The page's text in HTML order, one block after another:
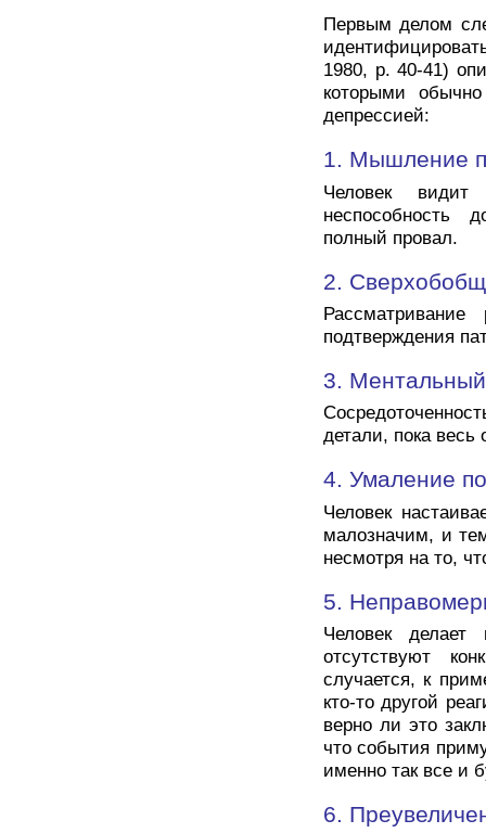
Первым делом
1980, р. 40-41)
которыми
депрессией:
1. Мышление
Человек
неспособность
полный провал.
2.
Рассматривание
подтверждения
3.
детали, пока весь
4. Умаление
Человек
малозначим, и
несмотря на то,
5.
Человек
отсутствуют
случается, к
кто-то другой
верно ли это
что события
именно так все и
6.